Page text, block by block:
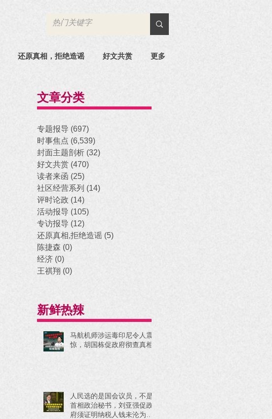
还原真相，拒绝造谣 好文共赏 更多
文章分类
专题报导 (697)
时事焦点 (6,539)
封面主题剖析 (32)
好文共赏 (470)
读者来函 (25)
社区经营系列 (14)
评时论政 (14)
活动报导 (105)
专访报导 (12)
还原真相,拒绝造谣 (5)
陈捷森 (0)
经济 (0)
王祺翔 (0)
新鲜热辣
马航机师涉运毒印尼令人震
惊，胡国栋促政府彻查真相
人民选的是国会议员，不是
首相政治秘书，刘亚强促政
府须证明纳税人钱未沦为政